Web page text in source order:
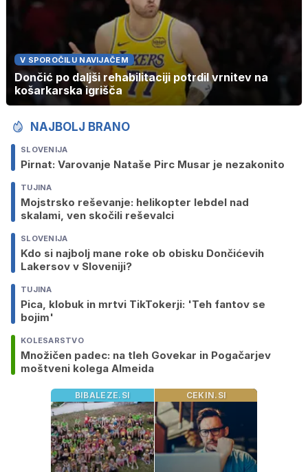
V SPOROČILU NAVIJAČEM
Dončić po daljši rehabilitaciji potrdil vrnitev na
košarkarska igrišča
NAJBOLJ BRANO
SLOVENIJA
Pirnat: Varovanje Nataše Pirc Musar je nezakonito
TUJINA
Mojstrsko reševanje: helikopter lebdel nad
skalami, ven skočili reševalci
SLOVENIJA
Kdo si najbolj mane roke ob obisku Dončićevih
Lakersov v Sloveniji?
TUJINA
Pica, klobuk in mrtvi TikTokerji: 'Teh fantov se
bojim'
KOLESARSTVO
Množičen padec: na tleh Govekar in Pogačarjev
moštveni kolega Almeida
BIBALEZE.SI CEKIN.SI